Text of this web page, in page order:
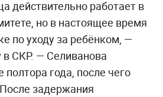
действительно работает в
но в настоящее время
по уходу за ребёнком, —
в СКР. — Селиванова
года, после чего
задержания